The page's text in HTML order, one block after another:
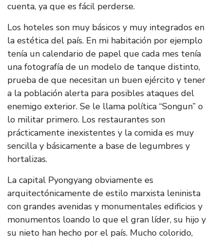
cuenta, ya que es fácil perderse.
Los hoteles son muy básicos y muy integrados en
la estética del país. En mi habitación por ejemplo
tenía un calendario de papel que cada mes tenía
una fotografía de un modelo de tanque distinto,
prueba de que necesitan un buen ejército y tener
a la población alerta para posibles ataques del
enemigo exterior. Se le llama política “Songun” o
lo militar primero. Los restaurantes son
prácticamente inexistentes y la comida es muy
sencilla y básicamente a base de legumbres y
hortalizas.
La capital Pyongyang obviamente es
arquitectónicamente de estilo marxista leninista
con grandes avenidas y monumentales edificios y
monumentos loando lo que el gran líder, su hijo y
su nieto han hecho por el país. Mucho colorido,